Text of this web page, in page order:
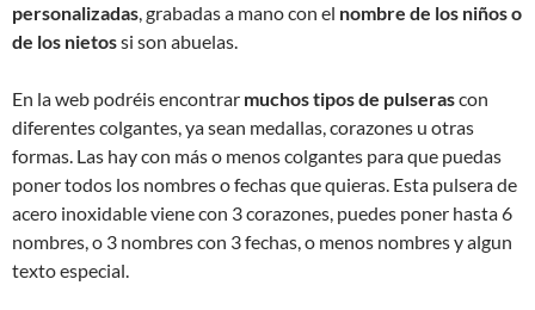
personalizadas, grabadas a mano con el nombre de los niños o
de los nietossi son abuelas.
En la web podréis encontrar muchos tipos de pulserascon
diferentes colgantes, ya sean medallas, corazones u otras
formas. Las hay con más o menos colgantes para que puedas
poner todos los nombres o fechas que quieras. Esta pulsera de
acero inoxidable viene con 3 corazones, puedes poner hasta 6
nombres, o 3 nombres con 3 fechas, o menos nombres y algun
texto especial.